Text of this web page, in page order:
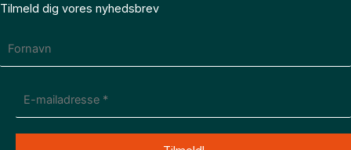
Tilmeld dig vores nyhedsbrev